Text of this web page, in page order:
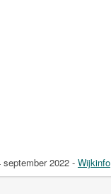
september 2022 - Wijkinfo